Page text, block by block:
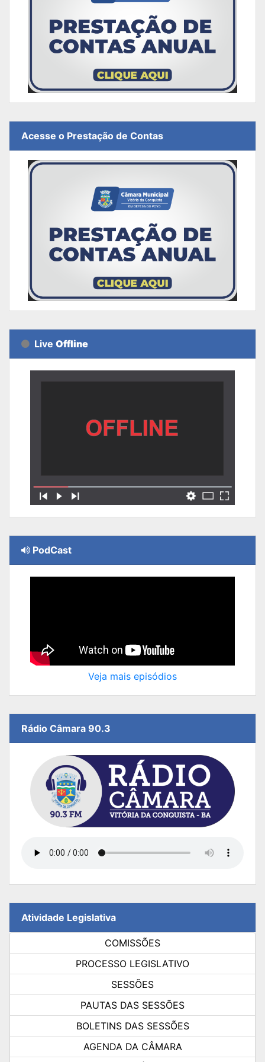
Acesse o Prestação de Contas
Live Offline
PodCast
Veja mais episódios
Rádio Câmara 90.3
Atividade Legislativa
COMISSÕES
PROCESSO LEGISLATIVO
SESSÕES
PAUTAS DAS SESSÕES
BOLETINS DAS SESSÕES
AGENDA DA CÂMARA